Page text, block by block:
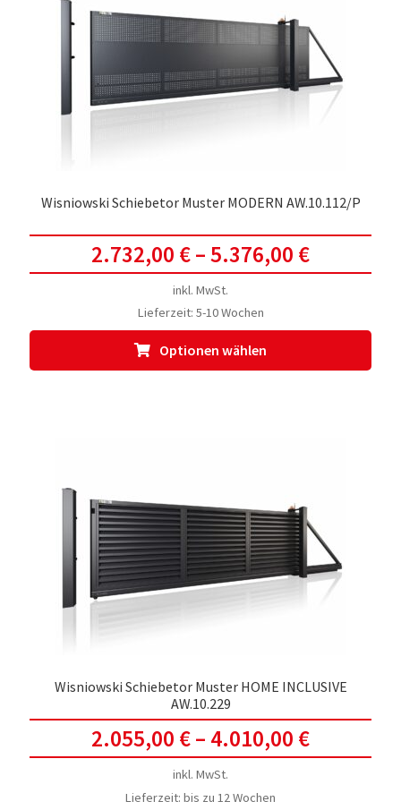
Wisniowski Schiebetor Muster MODERN AW.10.112/P
2.732,00 €–5.376,00 €
inkl. MwSt.
Lieferzeit: 5-10 Wochen
Optionen wählen
Wisniowski Schiebetor Muster HOME INCLUSIVE
AW.10.229
2.055,00 €– 4.010,00 €
inkl. MwSt.
Lieferzeit: bis zu 12 Wochen